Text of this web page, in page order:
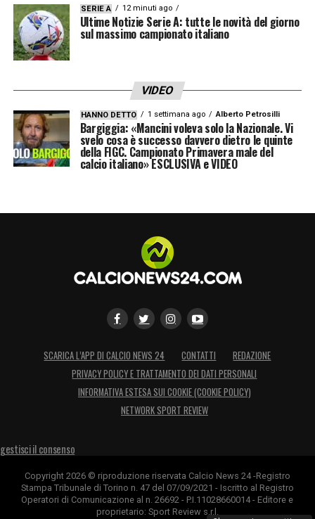
SERIE A 12 minuti ago
Ultime Notizie Serie A: tutte le novità del giorno
sul massimo campionato italiano
VIDEO
HANNO DETTO 1 settimana ago Alberto Petrosilli
Bargiggia: «Mancini voleva solo la Nazionale. Vi
svelo cosa è successo davvero dietro le quinte
della FIGC. Campionato Primavera male del
calcio italiano» ESCLUSIVA e VIDEO
SCARICA L’APP DI CALCIO NEWS 24 CONTATTI
REDAZIONE
PRIVACY POLICY E TRATTAMENTO DEI DATI PERSONALI
INFORMATIVA ESTESA SUI COOKIE (COOKIE POLICY)
NETWORK SPORT REVIEW
gestisci il consenso
Copyright 2026 © riproduzione riservata Calcio News 24 -Registro
Stampa Tribunale di Torino n. 47 del 07/09/2021 - Iscritto al Registro
Operatori di Comunicazione al n. 26692 - P.I.11028660014 - Editore e
proprietario: Sport Review s.r.l.